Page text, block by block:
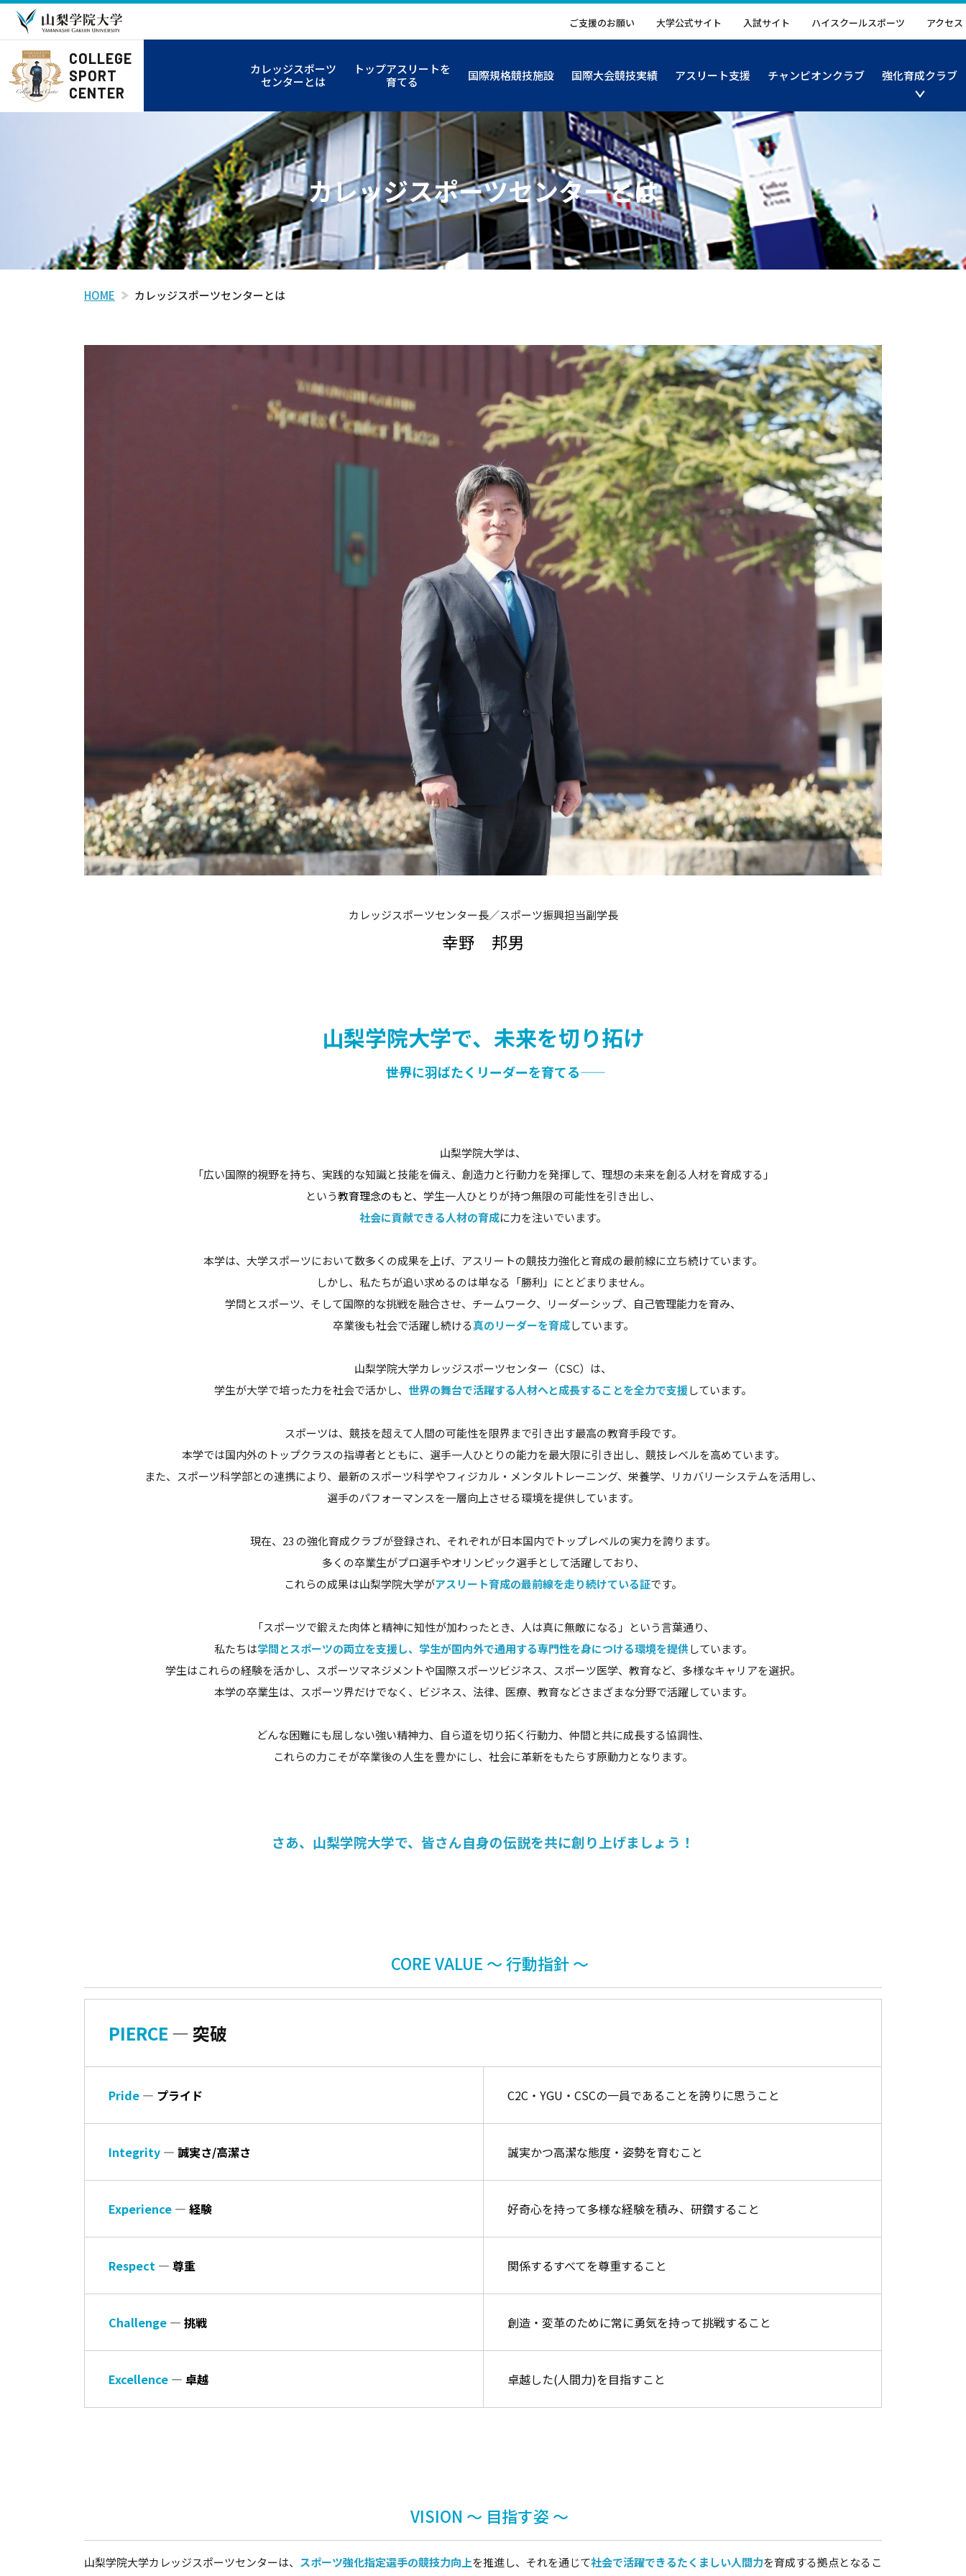
COLLEGE
SPORT
CENTER
カレッジスポーツ
センターとは
トップアスリートを
育てる
国際規格競技施設 国際大会競技実績 アスリート支援 チャンピオンクラブ 強化育成クラブ
ご支援のお願い 大学公式サイト 入試サイト ハイスクールスポーツ アクセス
カレッジスポーツセンターとは
HOME カレッジスポーツセンターとは
カレッジスポーツセンター長／スポーツ振興担当副学長
幸野 邦男
山梨学院大学で、未来を切り拓け
――世界に羽ばたくリーダーを育てる――
山梨学院大学は、
「広い国際的視野を持ち、実践的な知識と技能を備え、創造力と行動力を発揮して、理想の未来を創る人材を育成する」
という教育理念のもと、 学生一人ひとりが持つ無限の可能性を引き出し、
社会に貢献できる人材の育成に力を注いでいます。
本学は、大学スポーツにおいて数多くの成果を上げ、アスリートの競技力強化と育成の最前線に立ち続けています。
しかし、私たちが追い求めるのは単なる「勝利」にとどまりません。
学問とスポーツ、そして国際的な挑戦を融合させ、チームワーク、リーダーシップ、自己管理能力を育み、
卒業後も社会で活躍し続ける真のリーダーを育成しています。
山梨学院大学カレッジスポーツセンター（CSC）は、
学生が大学で培った力を社会で活かし、 世界の舞台で活躍する人材へと成長することを全力で支援しています。
スポーツは、競技を超えて人間の可能性を限界まで引き出す最高の教育手段です。
本学では国内外のトップクラスの指導者とともに、選手一人ひとりの能力を最大限に引き出し、競技レベルを高めています。
また、スポーツ科学部との連携により、最新のスポーツ科学やフィジカル・メンタルトレーニング、栄養学、リカバリーシステムを活用し、
選手のパフォーマンスを一層向上させる環境を提供しています。
現在、23 の強化育成クラブが登録され、それぞれが日本国内でトップレベルの実力を誇ります。
多くの卒業生がプロ選手やオリンピック選手として活躍しており、
これらの成果は山梨学院大学がアスリート育成の最前線を走り続けている証です。
「スポーツで鍛えた肉体と精神に知性が加わったとき、人は真に無敵になる」という言葉通り、
私たちは学問とスポーツの両立を支援し、学生が国内外で通用する専門性を身につける環境を提供しています。
学生はこれらの経験を活かし、スポーツマネジメントや国際スポーツビジネス、スポーツ医学、教育など、多様なキャリアを選択。
本学の卒業生は、スポーツ界だけでなく、ビジネス、法律、医療、教育などさまざまな分野で活躍しています。
どんな困難にも屈しない強い精神力、自ら道を切り拓く行動力、仲間と共に成長する協調性、
これらの力こそが卒業後の人生を豊かにし、社会に革新をもたらす原動力となります。
さあ、山梨学院大学で、皆さん自身の伝説を共に創り上げましょう！
CORE VALUE ～ 行動指針 ～
PIERCE ― 突破
Pride ― プライド C2C・YGU・CSCの一員であることを誇りに思うこと
Integrity ― 誠実さ/高潔さ 誠実かつ高潔な態度・姿勢を育むこと
Experience ― 経験 好奇心を持って多様な経験を積み、研鑽すること
Respect ― 尊重 関係するすべてを尊重すること
Challenge ― 挑戦 創造・変革のために常に勇気を持って挑戦すること
Excellence ― 卓越 卓越した(人間力)を目指すこと
VISION ～ 目指す姿 ～
山梨学院大学カレッジスポーツセンターは、 スポーツ強化指定選手の競技力向上を推進し、それを通じて社会で活躍できるたくましい人間力を育成する拠点となるこ